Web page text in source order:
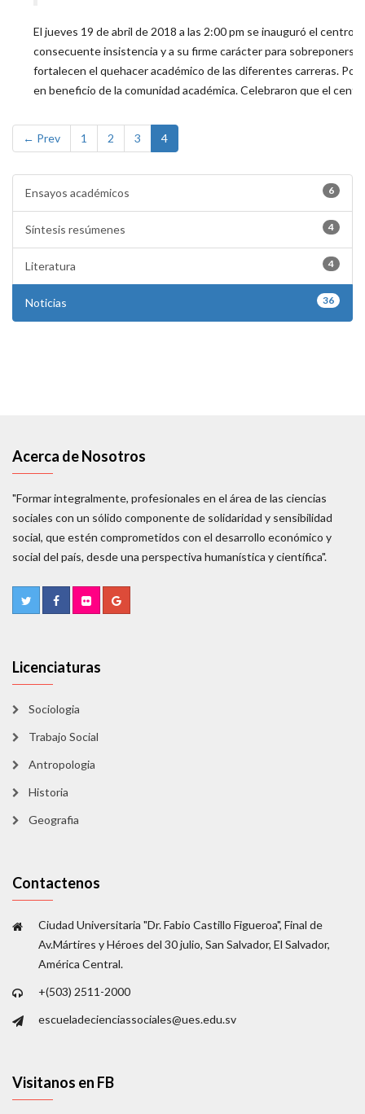
El jueves 19 de abril de 2018 a las 2:00 pm se inauguró el
consecuente insistencia y a su firme carácter para
fortalecen el quehacer académico de las diferentes carreras.
en beneficio de la comunidad académica. Celebraron que el
← Prev 1 2 3 4
Ensayos académicos 6
Síntesis resúmenes 4
Literatura 4
Noticias 36
Acerca de Nosotros
"Formar integralmente, profesionales en el área de las ciencias
sociales con un sólido componente de solidaridad y sensibilidad
social, que estén comprometidos con el desarrollo económico y
social del país, desde una perspectiva humanística y científica".
Licenciaturas
Sociologia
Trabajo Social
Antropologia
Historia
Geografia
Contactenos
Ciudad Universitaria "Dr. Fabio Castillo Figueroa", Final de
Av.Mártires y Héroes del 30 julio, San Salvador, El Salvador,
América Central.
+(503) 2511-2000
escueladecienciassociales@ues.edu.sv
Visitanos en FB